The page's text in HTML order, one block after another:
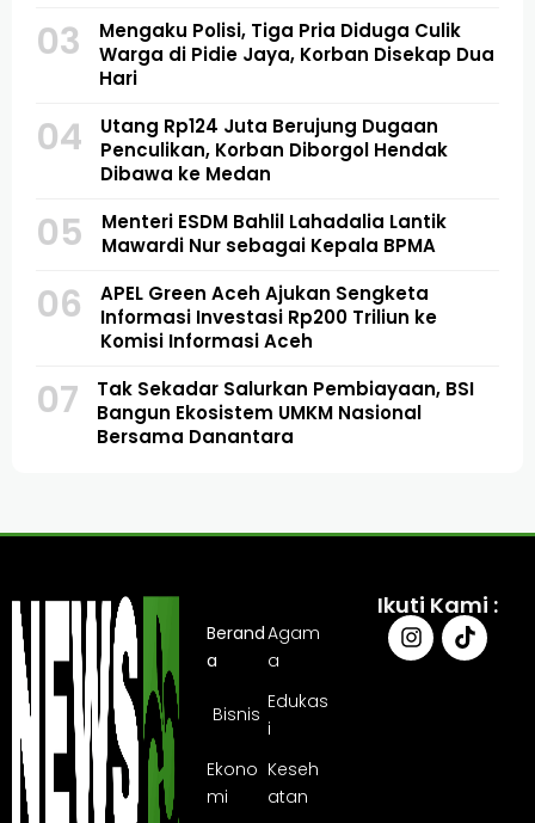
03
Mengaku Polisi, Tiga Pria Diduga Culik
Warga di Pidie Jaya, Korban Disekap Dua
Hari
04
Utang Rp124 Juta Berujung Dugaan
Penculikan, Korban Diborgol Hendak
Dibawa ke Medan
05
Menteri ESDM Bahlil Lahadalia Lantik
Mawardi Nur sebagai Kepala BPMA
06
APEL Green Aceh Ajukan Sengketa
Informasi Investasi Rp200 Triliun ke
Komisi Informasi Aceh
07
Tak Sekadar Salurkan Pembiayaan, BSI
Bangun Ekosistem UMKM Nasional
Bersama Danantara
Berand
a
Agam
a
Bisnis
Edukas
i
Ekono
mi
Keseh
atan
Ikuti Kami :